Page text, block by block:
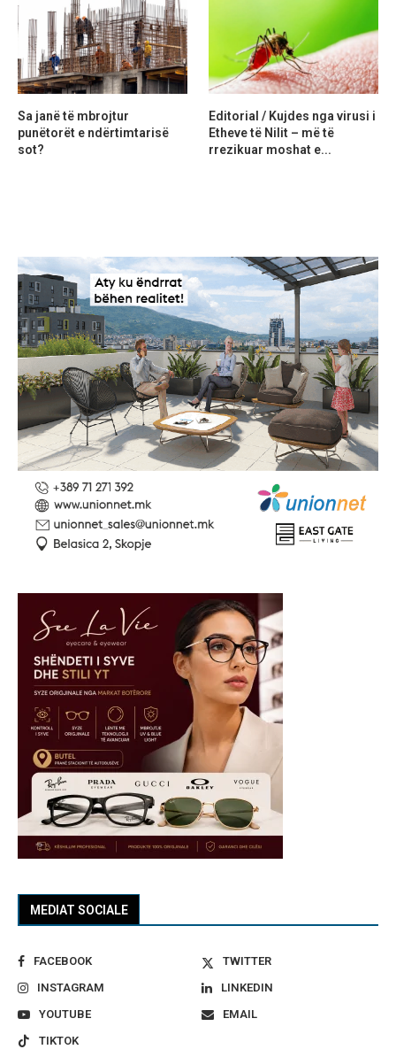
MEDIAT SOCIALE
FACEBOOK
TWITTER
INSTAGRAM
LINKEDIN
YOUTUBE
EMAIL
TIKTOK
Sa janë të mbrojtur
punëtorët e ndërtimtarisë
sot?
Editorial / Kujdes nga virusi i
Etheve të Nilit – më të
rrezikuar moshat e...